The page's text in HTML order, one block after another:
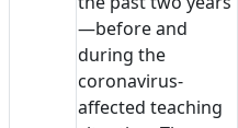
—before and
during the
coronavirus-
affected teaching